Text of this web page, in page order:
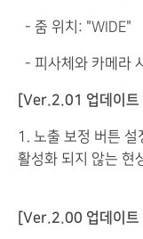
- 줌 위치: "WIDE"
- 피사체와 카메라
[Ver.2.01 업데이트
1. 노출 보정 버튼
활성화 되지 않는 현
[Ver.2.00 업데이트